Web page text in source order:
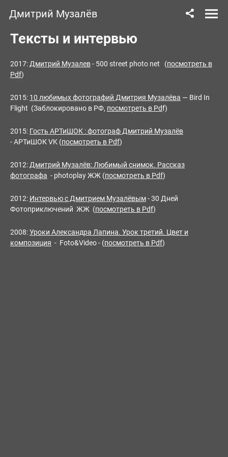
Дмитрий Музалёв
Тексты и интервью
2017: Дмитрий Музалев- 500 street photo net (посмотреть в
Pdf)
2015: 10 любимых фотографий Дмитрия Музалёва — Bird In
Flight (Заблокировано в РФ, посмотреть в Pdf)
2015: Гость АРТиШОК : фотограф Дмитрий Музалёв
- АРТиШОК VK (посмотреть в Pdf)
2012: Дмитрий Музалёв: Любимый снимок. Рассказ
фотографа - photoplay ЖЖ (посмотреть в Pdf)
2012: Интервью с Дмитрием Музалёвым- 30 Дней
Фотоприключений ЖЖ (посмотреть в Pdf)
2008:Уроки Александра Лапина. Урок третий. Цвет и
композиция - Foto&Video - (посмотреть в Pdf)